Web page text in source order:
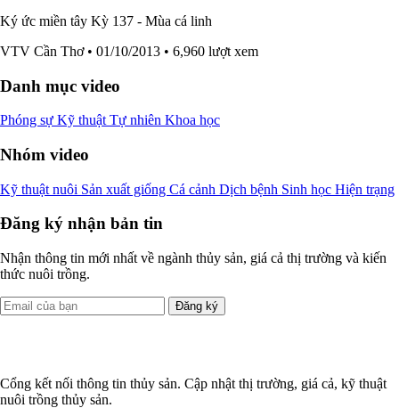
Ký ức miền tây Kỳ 137 - Mùa cá linh
VTV Cần Thơ • 01/10/2013 • 6,960 lượt xem
Danh mục video
Phóng sự Kỹ thuật Tự nhiên Khoa học
Nhóm video
Kỹ thuật nuôi Sản xuất giống Cá cảnh Dịch bệnh Sinh học Hiện trạng
Đăng ký nhận bản tin
Nhận thông tin mới nhất về ngành thủy sản, giá cả thị trường và kiến
thức nuôi trồng.
Đăng ký
Cổng kết nối thông tin thủy sản. Cập nhật thị trường, giá cả, kỹ thuật
nuôi trồng thủy sản.